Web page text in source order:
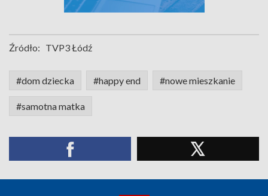
Źródło: TVP3 Łódź
#dom dziecka #happy end #nowe mieszkanie
#samotna matka